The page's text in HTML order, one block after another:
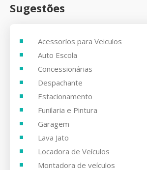
Sugestões
Acessoríos para Veiculos
Auto Escola
Concessionárias
Despachante
Estacionamento
Funilaria e Pintura
Garagem
Lava Jato
Locadora de Veículos
Montadora de veículos